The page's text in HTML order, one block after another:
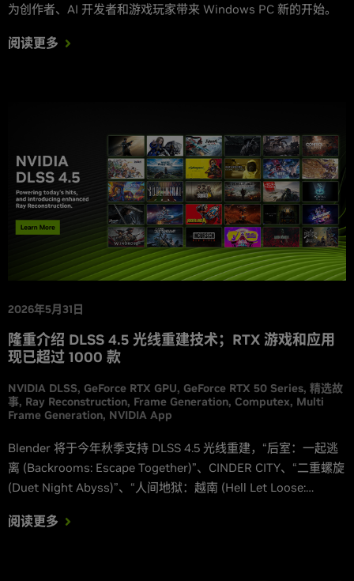
为创作者、AI 开发者和游戏玩家带来 Windows PC 新的开始。
阅读更多
2026年5月31日
隆重介绍 DLSS 4.5 光线重建技术；RTX 游戏和应用
现已超过 1000 款
NVIDIA DLSS GeForce RTX GPU GeForce RTX 50 Series 精选故
事 Ray Reconstruction Frame Generation Computex Multi
Frame Generation NVIDIA App
Blender 将于今年秋季支持 DLSS 4.5 光线重建，“后室：一起逃
离 (Backrooms: Escape Together)”、CINDER CITY、“二重螺旋
(Duet Night Abyss)”、“人间地狱：越南 (Hell Let Loose:
Beyond)”、“漫威争锋 (Marvel Rivals)”、“永劫无间 (NARAKA:
阅读更多